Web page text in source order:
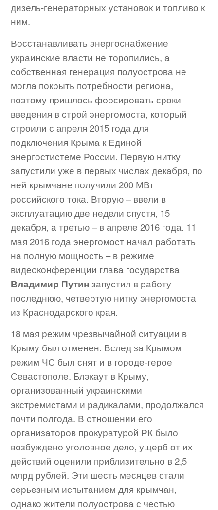
дизель-генераторных установок и топливо к
ним.
Восстанавливать энергоснабжение
украинские власти не торопились, а
собственная генерация полуострова не
могла покрыть потребности региона,
поэтому пришлось форсировать сроки
введения в строй энергомоста, который
строили с апреля 2015 года для
подключения Крыма к Единой
энергостистеме России. Первую нитку
запустили уже в первых числах декабря, по
ней крымчане получили 200 МВт
российского тока. Вторую – ввели в
эксплуатацию две недели спустя, 15
декабря, а третью – в апреле 2016 года. 11
мая 2016 года энергомост начал работать
на полную мощность – в режиме
видеоконференции глава государства
Владимир Путинзапустил в работу
последнюю, четвертую нитку энергомоста
из Краснодарского края.
18 мая режим чрезвычайной ситуации в
Крыму был отменен. Вслед за Крымом
режим ЧС был снят и в городе-герое
Севастополе. Блэкаут в Крыму,
организованный украинскими
экстремистами и радикалами, продолжался
почти полгода. В отношении его
организаторов прокуратурой РК было
возбуждено уголовное дело, ущерб от их
действий оценили приблизительно в 2,5
млрд рублей. Эти шесть месяцев стали
серьезным испытанием для крымчан,
однако жители полуострова с честью